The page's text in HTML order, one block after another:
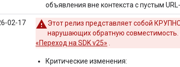
объявления вне контекста с пустым
Этот релиз представляет собой
нарушающих обратную
«Переход на SDK v25»
Критические изменения: